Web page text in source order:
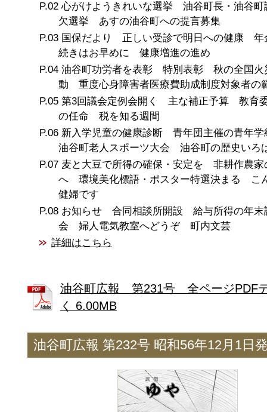
心がけようきれいな選挙 油谷町長・油谷町
欠選挙 あすの油谷町への提言募集
国保だより 正しい受診で明日への健康 年
続きはお早めに 健康増進の進め
油谷町功労者を表彰 特別表彰 秋の全国火
動 重度心身障害者医療費助成制度対象者の
第3回議会定例会開く 主な補正予算 教育
の任命 税を知る週間
新入学児童の健康診断 青年団主催の青年
油谷町老人スポーツ大会 油谷町の歴史いろ
麦と大豆で所得の確保・安定を 非耕作農家
へ 環境美化標語・ポスター特選決まる こ
健婦です
お知らせ 合同相談所開設 給与所得の年末
会 婦人電気教室へどうぞ 町内文芸
詳細はこちら
油谷町広報 第231号 全ページPDF
く 6.00MB
油谷町広報 第232号 昭和56年12月1日